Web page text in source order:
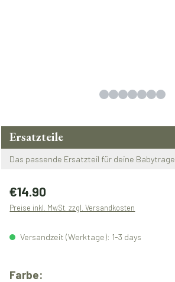
Ersatzteile
Das passende Ersatzteil für deine Babytrage
Regulärer Preis:
€14.90
Preise inkl. MwSt. zzgl. Versandkosten
Versandzeit (Werktage): 1-3 days
Farbe: